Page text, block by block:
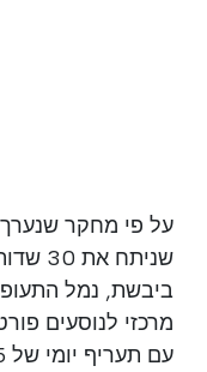
על פי מחקר שנערך
ביבשת, נמל
מרכזי לנוסעים